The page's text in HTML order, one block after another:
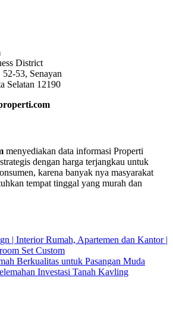
District
53, Senayan
Selatan 12190
menyediakan data informasi Properti
dengan harga terjangkau untuk
karena banyak nya masyarakat
tempat tinggal yang murah dan
| Interior Rumah, Apartemen dan Kantor |
Set Custom
Berkualitas untuk Pasangan Muda
Investasi Tanah Kavling